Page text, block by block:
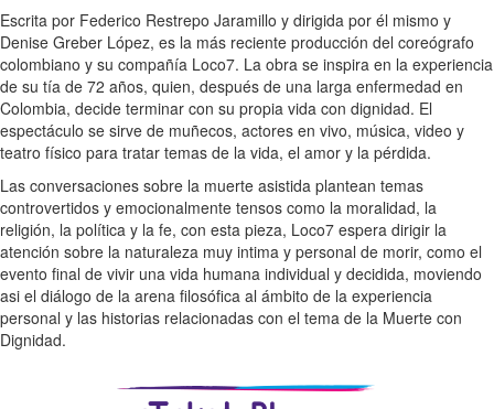
Escrita por Federico Restrepo Jaramillo y dirigida por él mismo y
Denise Greber López, es la más reciente producción del coreógrafo
colombiano y su compañía Loco7. La obra se inspira en la experiencia
de su tía de 72 años, quien, después de una larga enfermedad en
Colombia, decide terminar con su propia vida con dignidad. El
espectáculo se sirve de muñecos, actores en vivo, música, video y
teatro físico para tratar temas de la vida, el amor y la pérdida.
Las conversaciones sobre la muerte asistida plantean temas
controvertidos y emocionalmente tensos como la moralidad, la
religión, la política y la fe, con esta pieza, Loco7 espera dirigir la
atención sobre la naturaleza muy intima y personal de morir, como el
evento final de vivir una vida humana individual y decidida, moviendo
asi el diálogo de la arena filosófica al ámbito de la experiencia
personal y las historias relacionadas con el tema de la Muerte con
Dignidad.